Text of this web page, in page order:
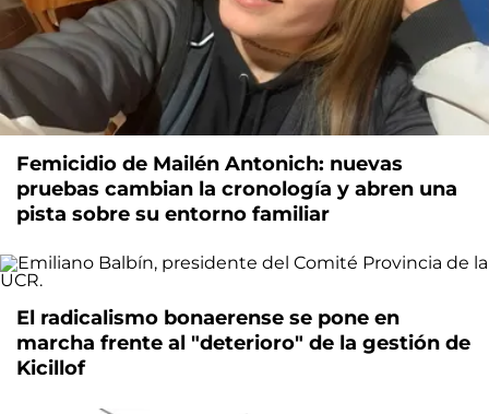
Femicidio de Mailén Antonich: nuevas
pruebas cambian la cronología y abren una
pista sobre su entorno familiar
El radicalismo bonaerense se pone en
marcha frente al "deterioro" de la gestión de
Kicillof